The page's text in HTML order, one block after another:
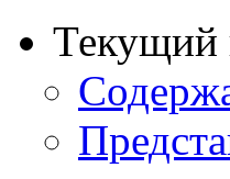
Текущий